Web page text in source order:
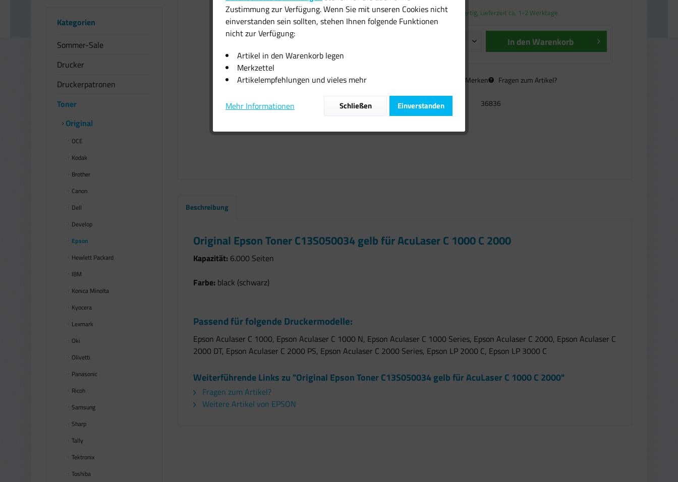
Kategorien
Sommer-Sale
Drucker
Druckerpatronen
Toner
Original
OCE
Kodak
Brother
Canon
Dell
Develop
Epson
Hewlett Packard
IBM
Konica Minolta
Kyocera
Lexmark
Oki
Olivetti
Panasonic
Ricoh
Samsung
Sharp
Tally
Tektronix
Toshiba
Sofort versandfertig, Lieferzeit ca. 1-2 Werktage
In denWarenkorb
Merken Fragen zum Artikel?
Artikel-Nr.: 36836
Beschreibung
Original Epson Toner C13S050034 gelb für AcuLaser C 1000 C 2000
Kapazität: 6.000 Seiten
Farbe: black (schwarz)
Passend für folgende Druckermodelle:
Epson Aculaser C 1000, Epson Aculaser C 1000 N, Epson Aculaser C 1000 Series, Epson Aculaser C 2000, Epson Aculaser C
2000 DT, Epson Aculaser C 2000 PS, Epson Aculaser C 2000 Series, Epson LP 2000 C, Epson LP 3000 C
Weiterführende Links zu "Original Epson Toner C13S050034 gelb für AcuLaser C 1000 C 2000"
Fragen zum Artikel?
Weitere Artikel von EPSON
Zustimmung zur Verfügung. Wenn Sie mit unseren Cookies nicht
einverstanden sein sollten, stehen Ihnen folgende Funktionen
nicht zur Verfügung:
Artikel in den Warenkorb legen
Merkzettel
Artikelempfehlungen und vieles mehr
Mehr Informationen Einverstanden
Schließen